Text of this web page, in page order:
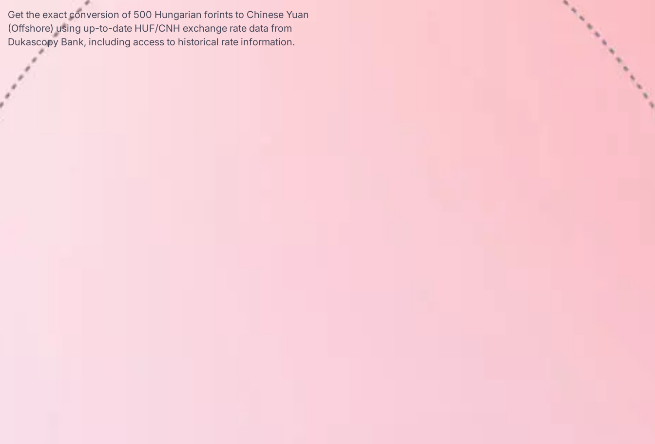
Get the exact conversion of 500 Hungarian forints to Chinese Yuan
(Offshore) using up-to-date HUF/CNH exchange rate data from
Dukascopy Bank, including access to historical rate information.